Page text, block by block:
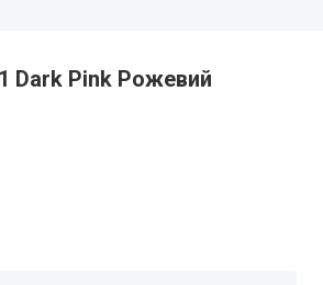
Dark Pink Рожевий